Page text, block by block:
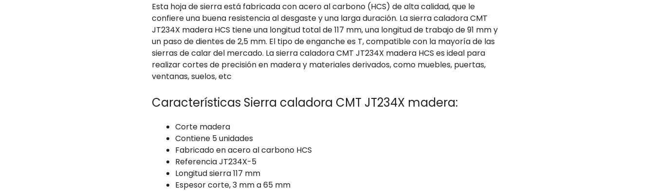
Esta hoja de sierra está fabricada con acero al carbono (HCS) de alta calidad, que le
confiere una buena resistencia al desgaste y una larga duración. La sierra caladora CMT
JT234X madera HCS tiene una longitud total de 117 mm, una longitud de trabajo de 91 mm y
un paso de dientes de 2,5 mm. El tipo de enganche es T, compatible con la mayoría de las
sierras de calar del mercado. La sierra caladora CMT JT234X madera HCS es ideal para
realizar cortes de precisión en madera y materiales derivados, como muebles, puertas,
ventanas, suelos, etc
Características Sierra caladora CMT JT234X madera:
Corte madera
Contiene 5 unidades
Fabricado en acero al carbono HCS
Referencia JT234X-5
Longitud sierra 117 mm
Espesor corte, 3 mm a 65 mm